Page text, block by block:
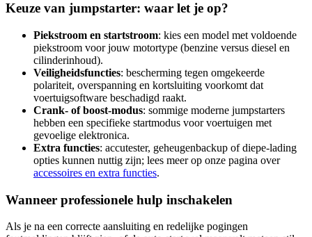
Keuze van jumpstarter: waar let je op?
Piekstroom en startstroom: kies een model met voldoende
piekstroom voor jouw motortype (benzine versus diesel en
cilinderinhoud).
Veiligheidsfuncties: bescherming tegen omgekeerde
polariteit, overspanning en kortsluiting voorkomt dat
voertuigsoftware beschadigd raakt.
Crank- of boost-modus: sommige moderne jumpstarters
hebben een specifieke startmodus voor voertuigen met
gevoelige elektronica.
Extra functies: accu­tester, geheugenbackup of diepe-lading
opties kunnen nuttig zijn; lees meer op onze pagina over
accessoires en extra functies.
Wanneer professionele hulp inschakelen
Als je na een correcte aansluiting en redelijke pogingen